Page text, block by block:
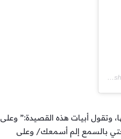
A post shared by
وتقول أبيات هذه القصيدة:” وعلى
بالسمع إلم أسمعك/ وعلى